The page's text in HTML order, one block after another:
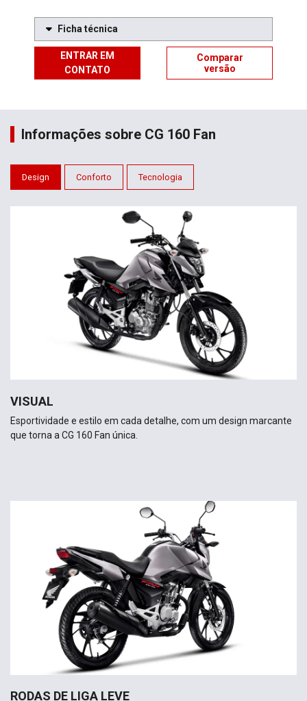
Ficha técnica
ENTRAR EM
CONTATO
Comparar
versão
Informações sobre CG 160 Fan
Design Conforto Tecnologia
VISUAL
Esportividade e estilo em cada detalhe, com um design marcante
que torna a CG 160 Fan única.
RODAS DE LIGA LEVE